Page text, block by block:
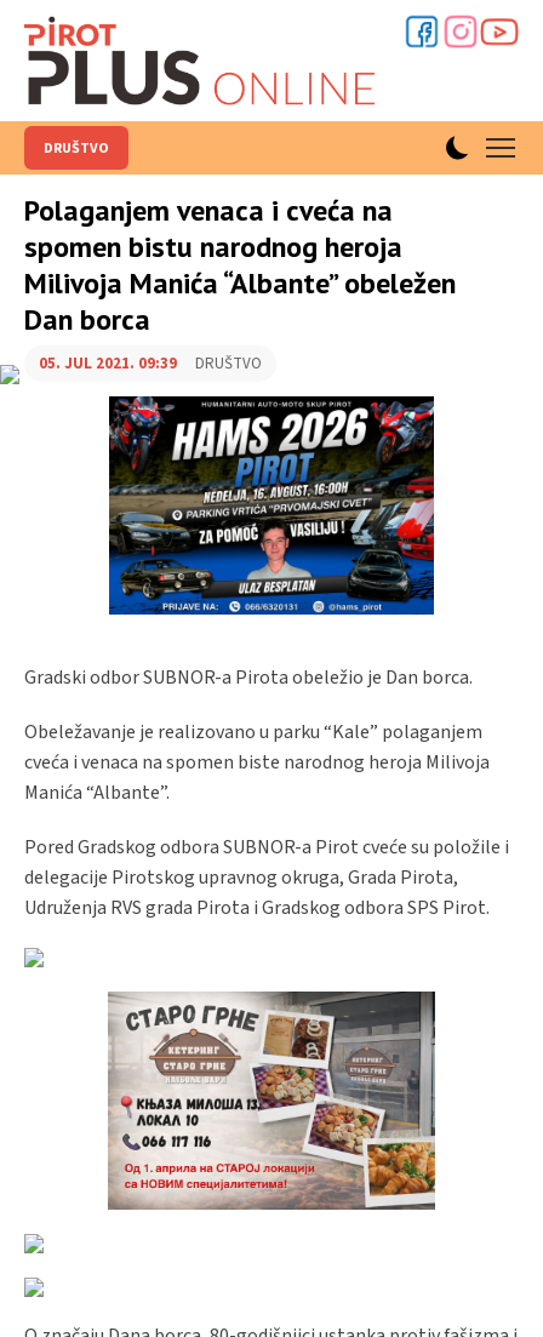
DRUŠTVO
Polaganjem venaca i cveća na
spomen bistu narodnog heroja
Milivoja Manića “Albante” obeležen
Dan borca
05. JUL 2021. 09:39 DRUŠTVO
Gradski odbor SUBNOR-a Pirota obeležio je Dan borca.
Obeležavanje je realizovano u parku “Kale” polaganjem
cveća i venaca na spomen biste narodnog heroja Milivoja
Manića “Albante”.
Pored Gradskog odbora SUBNOR-a Pirot cveće su položile i
delegacije Pirotskog upravnog okruga, Grada Pirota,
Udruženja RVS grada Pirota i Gradskog odbora SPS Pirot.